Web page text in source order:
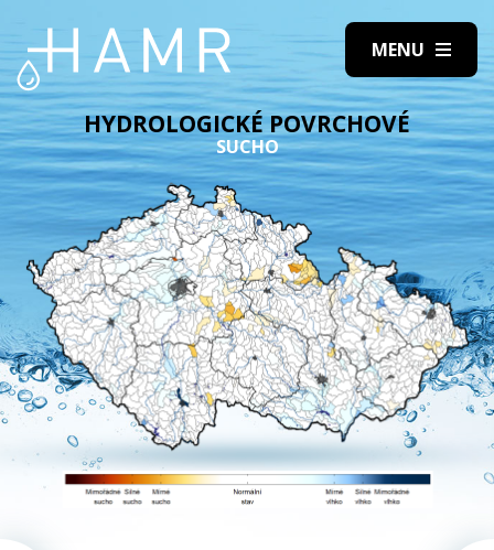
HYDROLOGICKÉ POVRCHOVÉ
SUCHO